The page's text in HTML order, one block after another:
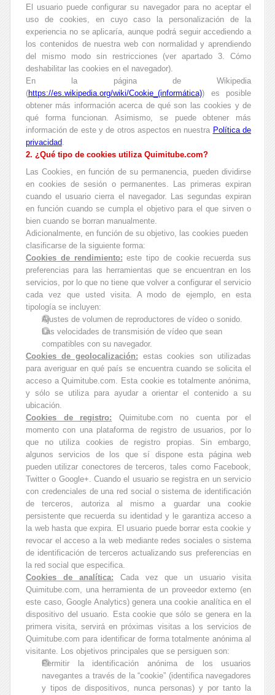
El usuario puede configurar su navegador para no aceptar el
uso de cookies, en cuyo caso la personalización de la
experiencia no se aplicaría, aunque podrá seguir accediendo a
los contenidos de nuestra web con normalidad y aprendiendo
del mismo modo sin restricciones (ver apartado 3. Cómo
deshabilitar las cookies en el navegador).
En la página de Wikipedia
(https://es.wikipedia.org/wiki/Cookie_(informática)) es posible
obtener más información acerca de qué son las cookies y de
qué forma funcionan. Asimismo, se puede obtener más
información de este y de otros aspectos en nuestra Política de
privacidad.
2. ¿Qué tipo de cookies utiliza Quimitube.com?
Las Cookies, en función de su permanencia, pueden dividirse
en cookies de sesión o permanentes. Las primeras expiran
cuando el usuario cierra el navegador. Las segundas expiran
en función cuando se cumpla el objetivo para el que sirven o
bien cuando se borran manualmente.
Adicionalmente, en función de su objetivo, las cookies pueden
clasificarse de la siguiente forma:
Cookies de rendimiento: este tipo de cookie recuerda sus
preferencias para las herramientas que se encuentran en los
servicios, por lo que no tiene que volver a configurar el servicio
cada vez que usted visita. A modo de ejemplo, en esta
tipología se incluyen:
Ajustes de volumen de reproductores de vídeo o sonido.
Las velocidades de transmisión de vídeo que sean
compatibles con su navegador.
Cookies de geolocalización: estas cookies son utilizadas
para averiguar en qué país se encuentra cuando se solicita el
acceso a Quimitube.com. Esta cookie es totalmente anónima,
y sólo se utiliza para ayudar a orientar el contenido a su
ubicación.
Cookies de registro: Quimitube.com no cuenta por el
momento con una plataforma de registro de usuarios, por lo
que no utiliza cookies de registro propias. Sin embargo,
algunos servicios de los que sí dispone esta página web
pueden utilizar conectores de terceros, tales como Facebook,
Twitter o Google+. Cuando el usuario se registra en un servicio
con credenciales de una red social o sistema de identificación
de terceros, autoriza al mismo a guardar una cookie
persistente que recuerda su identidad y le garantiza acceso a
la web hasta que expira. El usuario puede borrar esta cookie y
revocar el acceso a la web mediante redes sociales o sistema
de identificación de terceros actualizando sus preferencias en
la red social que especifica.
Cookies de analítica: Cada vez que un usuario visita
Quimitube.com, una herramienta de un proveedor externo (en
este caso, Google Analytics) genera una cookie analítica en el
dispositivo del usuario. Esta cookie que sólo se genera en la
primera visita, servirá en próximas visitas a los servicios de
Quimitube.com para identificar de forma totalmente anónima al
visitante. Los objetivos principales que se persiguen son:
Permitir la identificación anónima de los usuarios
navegantes a través de la “cookie” (identifica navegadores
y tipos de dispositivos, nunca personas) y por tanto la